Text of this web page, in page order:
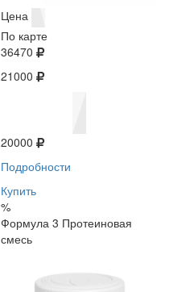
Цена
По карте
36470
21000
20000
Подробности
Купить
%
Формула 3 Протеиновая
смесь